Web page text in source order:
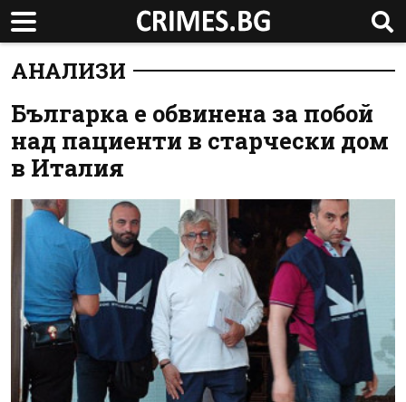
АНАЛИЗИ
Българка е обвинена за побой
над пациенти в старчески дом
в Италия